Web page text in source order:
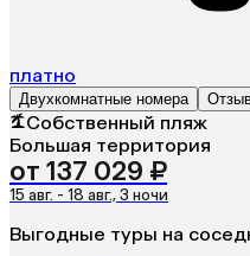
платно
Двухкомнатные номера
Собственный пляж
Большая территория
от 137 029 ₽
15 авг. - 18 авг., 3 ночи
Выгодные туры на